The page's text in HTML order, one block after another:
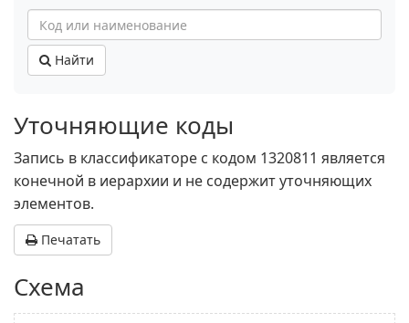
Найти
Уточняющие коды
Запись в классификаторе с кодом 1320811 является
конечной в иерархии и не содержит уточняющих
элементов.
Печатать
Схема